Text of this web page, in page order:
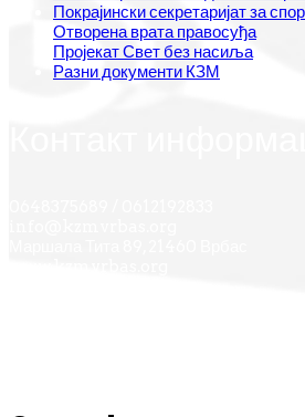
Покрајински секретаријат за
Отворена врата правосуђа
Пројекат Свет без насиља
Разни документи КЗМ